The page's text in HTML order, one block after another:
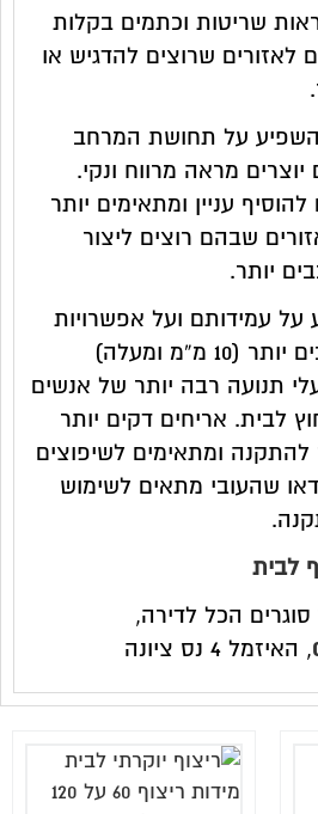
שריטות וכתמים בקלות
לאזורים שרוצים להדגיש או
על תחושת המרחב
מראה מרווח ונקי.
עניין ומתאימים יותר
שבהם רוצים ליצור
יותר.
על עמידותם ועל אפשרויות
ההתקנה. אריחים עבים יותר (10 מ”מ ומעלה)
תנועה רבה יותר של אנשים
לבית. אריחים דקים יותר
להתקנה ומתאימים לשיפוצים
שהעובי מתאים לשימוש
לבית
הכל לדירה,
, האיזמל 4 נס ציונה